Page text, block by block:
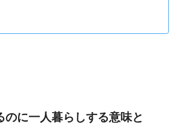
のに一人暮らしする意味と